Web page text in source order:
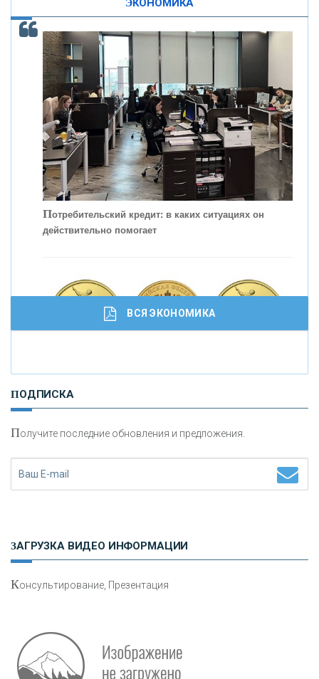
ОНАС
КОНТАКТЫ
ЭКОНОМИКА
Потребительский кредит: в каких ситуациях он
действительно помогает
И
сохранения и увеличения капитала
ВСЯ ЭКОНОМИКА
ПОДПИСКА
Получите последние обновления и предложения.
ЗАГРУЗКА ВИДЕО ИНФОРМАЦИИ
Консультирование, Презентация